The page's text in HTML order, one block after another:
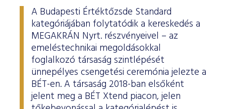
A Budapesti Értéktőzsde Standard
kategóriájában folytatódik a kereskedés a
MEGAKRÁN Nyrt. részvényeivel – az
emeléstechnikai megoldásokkal
foglalkozó társaság szintlépését
ünnepélyes csengetési ceremónia jelezte a
BÉT-en. A társaság 2018-ban elsőként
jelent meg a BÉT Xtend piacon, jelen